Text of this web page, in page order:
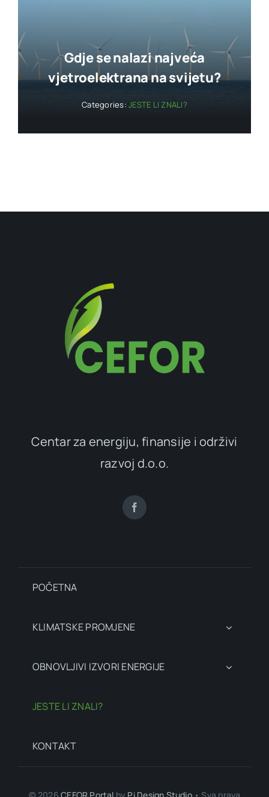
Gdje se nalazi najveća
vjetroelektrana na svijetu?
Categories:JESTE LI ZNALI?
Centar za energiju, finansije i održivi
razvoj d.o.o.
POČETNA
KLIMATSKE PROMJENE
OBNOVLJIVI IZVORI ENERGIJE
JESTE LI ZNALI?
KONTAKT